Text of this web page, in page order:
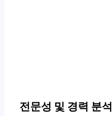
전문성 및 경력 분석